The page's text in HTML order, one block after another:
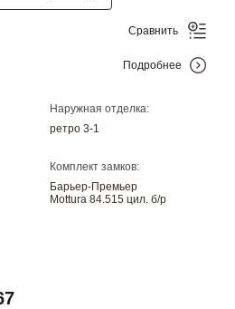
Наружная отделка:
ретро 3-1
Комплект замков:
Барьер-Премьер
Mottura 84.515 цил. б/р
Сравнить
Подробнее